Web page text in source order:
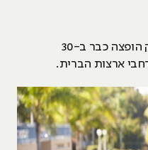
עד הקיץ של שנת 2004, פייסבוק הופצה כבר ב-30
ארצות הברית.